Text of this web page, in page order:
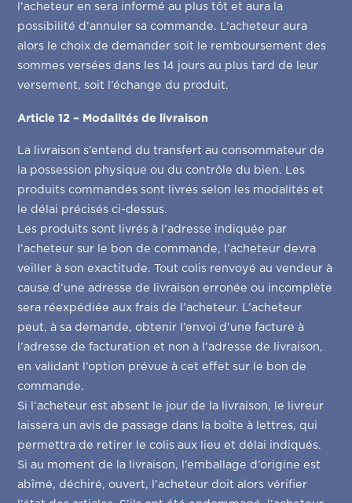
Accueil
À propos
l’acheteur en sera informé au plus tôt et aura la
possibilité d’annuler sa commande. L’acheteur aura
alors le choix de demander soit le remboursement des
sommes versées dans les 14 jours au plus tard de leur
versement, soit l’échange du produit.
Article 12 – Modalités de livraison
La livraison s’entend du transfert au consommateur de
la possession physique ou du contrôle du bien. Les
produits commandés sont livrés selon les modalités et
le délai précisés ci-dessus.
Les produits sont livrés à l’adresse indiquée par
l’acheteur sur le bon de commande, l’acheteur devra
veiller à son exactitude. Tout colis renvoyé au vendeur à
cause d’une adresse de livraison erronée ou incomplète
sera réexpédiée aux frais de l’acheteur. L’acheteur
peut, à sa demande, obtenir l’envoi d’une facture à
l’adresse de facturation et non à l’adresse de livraison,
en validant l’option prévue à cet effet sur le bon de
commande.
Si l’acheteur est absent le jour de la livraison, le livreur
laissera un avis de passage dans la boîte à lettres, qui
permettra de retirer le colis aux lieu et délai indiqués.
Si au moment de la livraison, l’emballage d’origine est
abîmé, déchiré, ouvert, l’acheteur doit alors vérifier